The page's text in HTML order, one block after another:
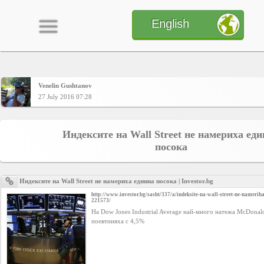
Home
Charts
Yepses
Members
English
Venelin Gushtanov
27 July 2016 07:28
Индексите на Wall Street не намериха
посока
Индексите на Wall Street не намериха единна посока | Investor.bg
http://www.investor.bg/sasht/337/a/indeksite-na-wall-street-ne-
221573/
На Dow Jones Industrial Average най-много натежа
поевтиняха с 4,5%